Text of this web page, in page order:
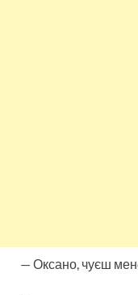
— Оксано, чуєш